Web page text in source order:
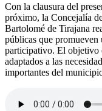
Con la clausura del
próximo, la Concejalía
Bartolomé de Tirajana
públicas que
participativo. El objetivo
adaptados a las
importantes del